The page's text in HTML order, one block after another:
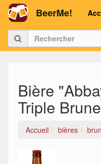
BeerMe!
Bière
Triple
Accueil bières